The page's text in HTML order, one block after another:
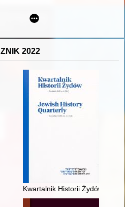
2022
stuleciu
Kwartalnik Historii Żydów =